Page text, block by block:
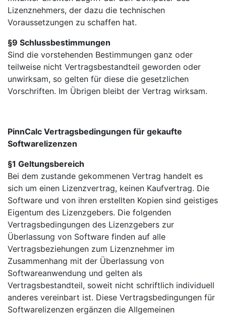
Lizenznehmers, der dazu die technischen
Voraussetzungen zu schaffen hat.
§9 Schlussbestimmungen
Sind die vorstehenden Bestimmungen ganz oder
teilweise nicht Vertragsbestandteil geworden oder
unwirksam, so gelten für diese die gesetzlichen
Vorschriften. Im Übrigen bleibt der Vertrag wirksam.
PinnCalc Vertragsbedingungen für gekaufte
Softwarelizenzen
§1 Geltungsbereich
Bei dem zustande gekommenen Vertrag handelt es
sich um einen Lizenzvertrag, keinen Kaufvertrag. Die
Software und von ihren erstellten Kopien sind geistiges
Eigentum des Lizenzgebers. Die folgenden
Vertragsbedingungen des Lizenzgebers zur
Überlassung von Software finden auf alle
Vertragsbeziehungen zum Lizenznehmer im
Zusammenhang mit der Überlassung von
Softwareanwendung und gelten als
Vertragsbestandteil, soweit nicht schriftlich individuell
anderes vereinbart ist. Diese Vertragsbedingungen für
Softwarelizenzen ergänzen die Allgemeinen